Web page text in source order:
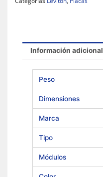
Información adicional
Peso
Dimensiones
Marca
Tipo
Módulos